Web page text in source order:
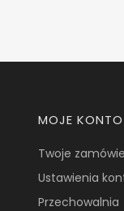
MOJE KONTO
Twoje
Ustawienia
Przechowalnia